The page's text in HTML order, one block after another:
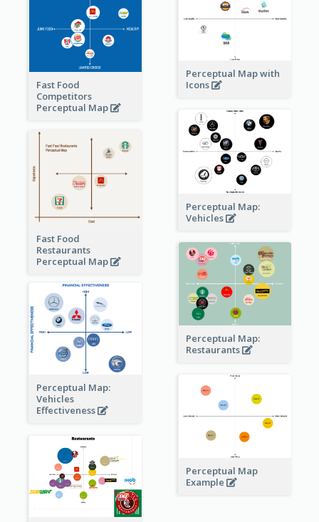
Fast Food
Competitors
Perceptual Map
Perceptual Map with
Icons
Perceptual Map:
Vehicles
Fast Food
Restaurants
Perceptual Map
Perceptual Map:
Restaurants
Perceptual Map:
Vehicles
Effectiveness
Perceptual Map
Example